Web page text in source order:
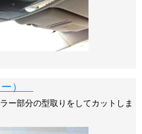
ー）
ー部分の型取りをしてカットしま